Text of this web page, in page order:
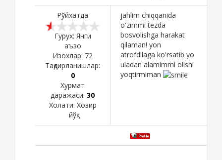
Рўйхатда
Гурух: Янги
аъзо
Изохлар: 72
Тақдирланишлар:
0
Хурмат
даражаси: 30
Холати: Хозир
йўқ
jahlim chiqqanida
o'zimmi tezda
bosvolishga harakat
qilaman! yon
atrofdilaga ko'rsatib yo
uladan alamimmi olishi
yoqtirmiman